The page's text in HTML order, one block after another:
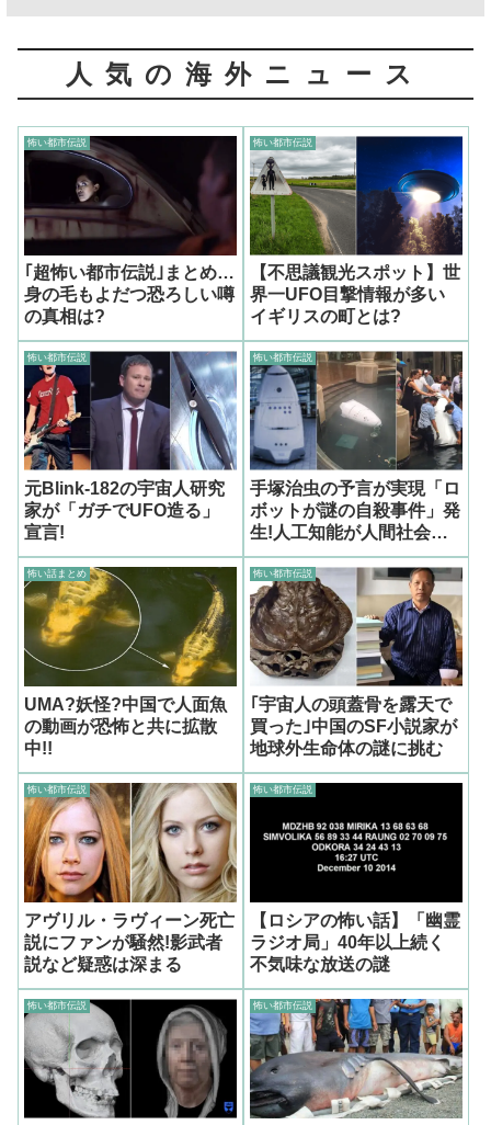
人気の海外ニュース
怖い都市伝説
｢超怖い都市伝説｣まとめ…
身の毛もよだつ恐ろしい噂
の真相は?
怖い都市伝説
【不思議観光スポット】世
界一UFO目撃情報が多い
イギリスの町とは?
怖い都市伝説
元Blink-182の宇宙人研究
家が「ガチでUFO造る」
宣言!
怖い都市伝説
手塚治虫の予言が実現「ロ
ボットが謎の自殺事件」発
生!人工知能が人間社会に
絶望
怖い話まとめ
UMA?妖怪?中国で人面魚
の動画が恐怖と共に拡散
中!!
怖い都市伝説
｢宇宙人の頭蓋骨を露天で
買った｣中国のSF小説家が
地球外生命体の謎に挑む
怖い都市伝説
アヴリル・ラヴィーン死亡
説にファンが騒然!影武者
説など疑惑は深まる
怖い都市伝説
【ロシアの怖い話】「幽霊
ラジオ局」40年以上続く
不気味な放送の謎
怖い都市伝説 怖い都市伝説